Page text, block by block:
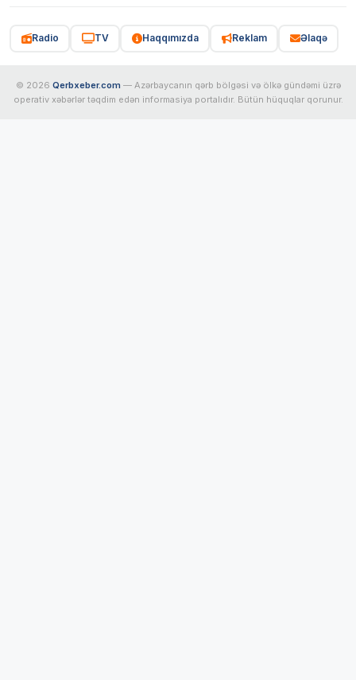
Radio TV Haqqımızda Reklam Əlaqə
© 2026 Qerbxeber.com — Azərbaycanın qərb bölgəsi və ölkə gündəmi üzrə
operativ xəbərlər təqdim edən informasiya portalıdır. Bütün hüquqlar qorunur.